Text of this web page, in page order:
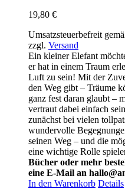
19,80 €
Umsatzsteuerbefreit
zzgl. Versand
Ein kleiner Elefant
er hat in einem Traum
Luft zu sein! Mit der
den Weg gibt – Träume
ganz fest daran glaubt –
vertraut dabei einfach
zunächst bei vielen
wundervolle
seinen Weg – und die
eine wichtige Rolle
Bücher oder mehr
eine E-Mail an
In den Warenkorb Details